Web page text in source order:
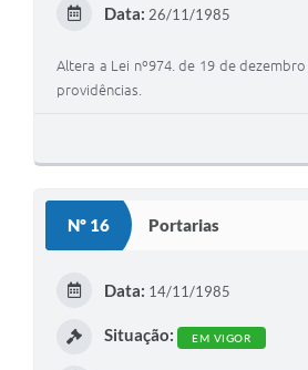
Data: 26/11/1985
Altera a Lei nº974. de 19 de
providências.
Nº 16 Portarias
Data: 14/11/1985
Situação: EM VIGOR